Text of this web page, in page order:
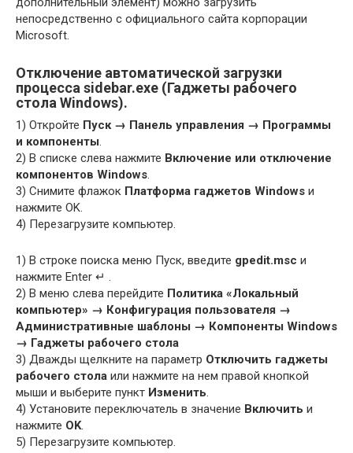
непосредственно с официального сайта корпорации
Microsoft.
Отключение автоматической загрузки
процесса sidebar.exe (Гаджеты рабочего
стола Windows).
1) Откройте Пуск → Панель управления → Программы
и компоненты.
2) В списке слева нажмите Включение или отключение
компонентов Windows.
3) Cнимите флажок Платформа гаджетов Windows и
нажмите OK.
4) Перезагрузите компьютер.
1) В строке поиска меню Пуск, введите gpedit.msc и
нажмите Enter ↵ .
2) В меню слева перейдите Политика «Локальный
компьютер» → Конфигурация пользователя →
Административные шаблоны → Компоненты Windows
→ Гаджеты рабочего стола
3) Дважды щелкните на параметр Отключить гаджеты
рабочего стола или нажмите на нем правой кнопкой
мыши и выберите пункт Изменить.
4) Установите переключатель в значение Включить и
нажмите OK.
5) Перезагрузите компьютер.